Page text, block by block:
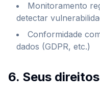
Monitoramento
detectar
Conformidade
dados (GDPR, etc.)
6. Seus direitos